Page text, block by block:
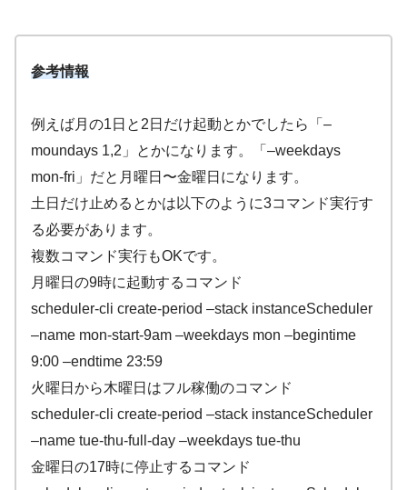
参考情報
例えば月の1日と2日だけ起動とかでしたら「–
moundays 1,2」とかになります。「–weekdays
mon-fri」だと月曜日〜金曜日になります。
土日だけ止めるとかは以下のように3コマンド実行す
る必要があります。
複数コマンド実行もOKです。
月曜日の9時に起動するコマンド
scheduler-cli create-period –stack instanceScheduler
–name mon-start-9am –weekdays mon –begintime
9:00 –endtime 23:59
火曜日から木曜日はフル稼働のコマンド
scheduler-cli create-period –stack instanceScheduler
–name tue-thu-full-day –weekdays tue-thu
金曜日の17時に停止するコマンド